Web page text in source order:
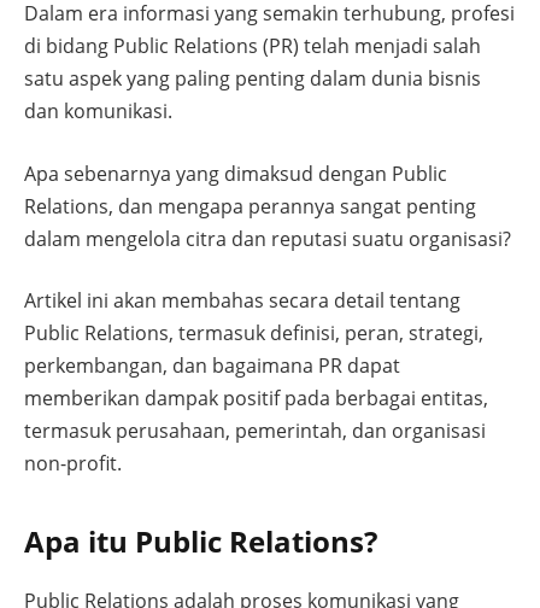
Dalam era informasi yang semakin terhubung, profesi
di bidang Public Relations (PR) telah menjadi salah
satu aspek yang paling penting dalam dunia bisnis
dan komunikasi.
Apa sebenarnya yang dimaksud dengan Public
Relations, dan mengapa perannya sangat penting
dalam mengelola citra dan reputasi suatu organisasi?
Artikel ini akan membahas secara detail tentang
Public Relations, termasuk definisi, peran, strategi,
perkembangan, dan bagaimana PR dapat
memberikan dampak positif pada berbagai entitas,
termasuk perusahaan, pemerintah, dan organisasi
non-profit.
Apa itu Public Relations?
Public Relations adalah proses komunikasi yang